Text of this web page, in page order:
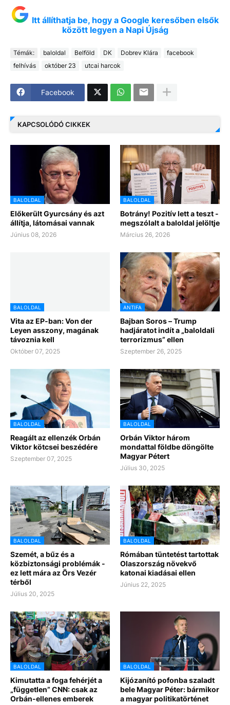
Itt állíthatja be, hogy a Google keresőben elsők
között legyen a Napi Újság
Témák: baloldal Belföld DK Dobrev Klára
facebook
felhívás
október 23 utcai harcok
Facebook
KAPCSOLÓDÓ CIKKEK
BALOLDAL
Előkerült Gyurcsány és azt
állítja, látomásai vannak
Június 08, 2026
BALOLDAL
Botrány! Pozitív lett a teszt -
megszólalt a baloldal jelöltje
Március 26, 2026
BALOLDAL
Vita az EP-ban: Von der
Leyen asszony, magának
távoznia kell
Október 07, 2025
ANTIFA
Bajban Soros – Trump
hadjáratot indít a „baloldali
terrorizmus” ellen
Szeptember 26, 2025
BALOLDAL
Reagált az ellenzék Orbán
Viktor kötcsei beszédére
Szeptember 07, 2025
BALOLDAL
Orbán Viktor három
mondattal földbe döngölte
Magyar Pétert
Július 30, 2025
BALOLDAL
Szemét, a bűz és a
közbiztonsági problémák -
ez lett mára az Örs Vezér
térből
Július 20, 2025
BALOLDAL
Rómában tüntetést tartottak
Olaszország növekvő
katonai kiadásai ellen
Június 22, 2025
BALOLDAL
Kimutatta a foga fehérjét a
„független” CNN: csak az
Orbán-ellenes emberek
BALOLDAL
Kijózanító pofonba szaladt
bele Magyar Péter: bármikor
a magyar politikatörténet